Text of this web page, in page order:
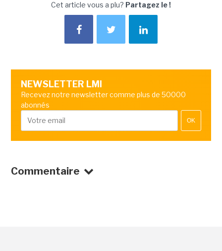
Cet article vous a plu? Partagez le !
NEWSLETTER LMI
Recevez notre newsletter comme plus de 50000
abonnés
OK
Commentaire